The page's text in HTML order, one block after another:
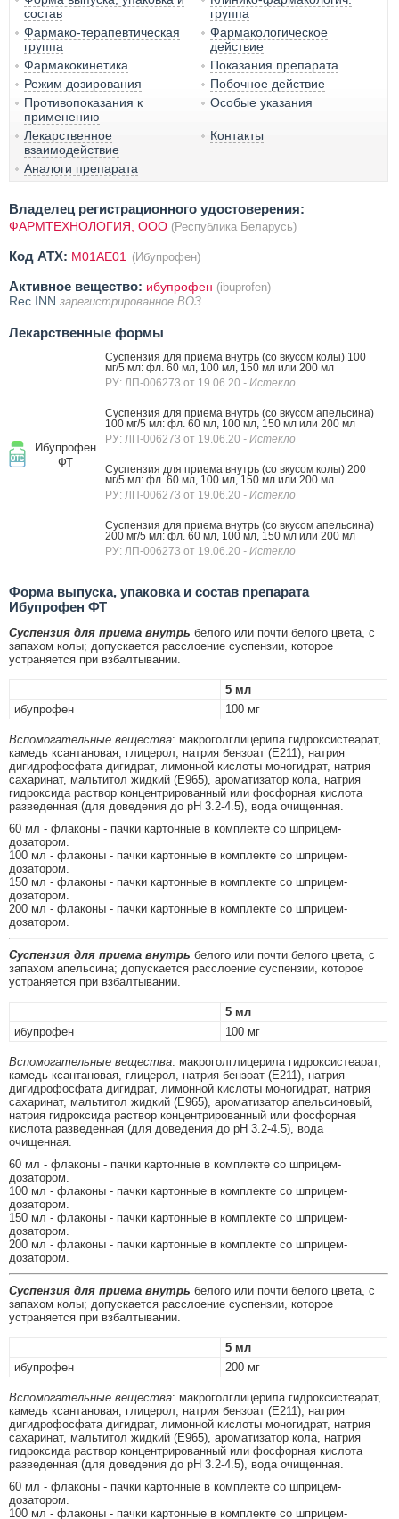
состав
группа
Фармако-терапевтическая
группа
Фармакологическое
действие
Фармакокинетика
Показания препарата
Режим дозирования
Побочное действие
Противопоказания к
применению
Особые указания
Лекарственное
взаимодействие
Контакты
Аналоги препарата
Владелец регистрационного удостоверения:
ФАРМТЕХНОЛОГИЯ, ООО (Республика Беларусь)
Код ATX: M01AE01 (Ибупрофен)
Активное вещество: ибупрофен (ibuprofen)
Rec.INN зарегистрированное ВОЗ
Лекарственные формы
Ибупрофен
ФТ
Суспензия для приема внутрь (со вкусом колы) 100
мг/5 мл: фл. 60 мл, 100 мл, 150 мл или 200 мл
РУ: ЛП-006273 от 19.06.20 - Истекло
Суспензия для приема внутрь (со вкусом апельсина)
100 мг/5 мл: фл. 60 мл, 100 мл, 150 мл или 200 мл
РУ: ЛП-006273 от 19.06.20 - Истекло
Суспензия для приема внутрь (со вкусом колы) 200
мг/5 мл: фл. 60 мл, 100 мл, 150 мл или 200 мл
РУ: ЛП-006273 от 19.06.20 - Истекло
Суспензия для приема внутрь (со вкусом апельсина)
200 мг/5 мл: фл. 60 мл, 100 мл, 150 мл или 200 мл
РУ: ЛП-006273 от 19.06.20 - Истекло
Форма выпуска, упаковка и состав препарата
Ибупрофен ФТ
Суспензия для приема внутрь белого или почти белого цвета, с
запахом колы; допускается расслоение суспензии, которое
устраняется при взбалтывании.
5 мл
ибупрофен
100 мг
Вспомогательные вещества: макроголглицерила гидроксистеарат,
камедь ксантановая, глицерол, натрия бензоат (Е211), натрия
дигидрофосфата дигидрат, лимонной кислоты моногидрат, натрия
сахаринат, мальтитол жидкий (Е965), ароматизатор кола, натрия
гидроксида раствор концентрированный или фосфорная кислота
разведенная (для доведения до рН 3.2-4.5), вода очищенная.
60 мл - флаконы - пачки картонные в комплекте со шприцем-
дозатором.
100 мл - флаконы - пачки картонные в комплекте со шприцем-
дозатором.
150 мл - флаконы - пачки картонные в комплекте со шприцем-
дозатором.
200 мл - флаконы - пачки картонные в комплекте со шприцем-
дозатором.
Суспензия для приема внутрь белого или почти белого цвета, с
запахом апельсина; допускается расслоение суспензии, которое
устраняется при взбалтывании.
5 мл
ибупрофен
100 мг
Вспомогательные вещества: макроголглицерила гидроксистеарат,
камедь ксантановая, глицерол, натрия бензоат (Е211), натрия
дигидрофосфата дигидрат, лимонной кислоты моногидрат, натрия
сахаринат, мальтитол жидкий (Е965), ароматизатор апельсиновый,
натрия гидроксида раствор концентрированный или фосфорная
кислота разведенная (для доведения до рН 3.2-4.5), вода
очищенная.
60 мл - флаконы - пачки картонные в комплекте со шприцем-
дозатором.
100 мл - флаконы - пачки картонные в комплекте со шприцем-
дозатором.
150 мл - флаконы - пачки картонные в комплекте со шприцем-
дозатором.
200 мл - флаконы - пачки картонные в комплекте со шприцем-
дозатором.
Суспензия для приема внутрь белого или почти белого цвета, с
запахом колы; допускается расслоение суспензии, которое
устраняется при взбалтывании.
5 мл
ибупрофен
200 мг
Вспомогательные вещества: макроголглицерила гидроксистеарат,
камедь ксантановая, глицерол, натрия бензоат (Е211), натрия
дигидрофосфата дигидрат, лимонной кислоты моногидрат, натрия
сахаринат, мальтитол жидкий (Е965), ароматизатор кола, натрия
гидроксида раствор концентрированный или фосфорная кислота
разведенная (для доведения до рН 3.2-4.5), вода очищенная.
60 мл - флаконы - пачки картонные в комплекте со шприцем-
дозатором.
100 мл - флаконы - пачки картонные в комплекте со шприцем-